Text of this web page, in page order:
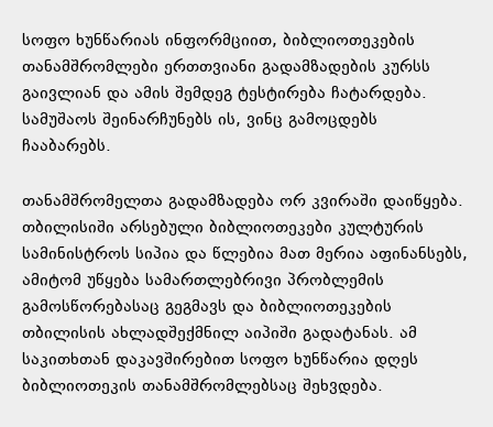
სოფო ხუნწარიას ინფორმციით, ბიბლიოთეკების
თანამშრომლები ერთთვიანი გადამზადების კურსს
გაივლიან და ამის შემდეგ ტესტირება ჩატარდება.
სამუშაოს შეინარჩუნებს ის, ვინც გამოცდებს
ჩააბარებს.
თანამშრომელთა გადამზადება ორ კვირაში დაიწყება.
თბილისიში არსებული ბიბლიოთეკები კულტურის
სამინისტროს სიპია და წლებია მათ მერია აფინანსებს,
ამიტომ უწყება სამართლებრივი პრობლემის
გამოსწორებასაც გეგმავს და ბიბლიოთეკების
თბილისის ახლადშექმნილ აიპიში გადატანას. ამ
საკითხთან დაკავშირებით სოფო ხუნწარია დღეს
ბიბლიოთეკის თანამშრომლებსაც შეხვდება.